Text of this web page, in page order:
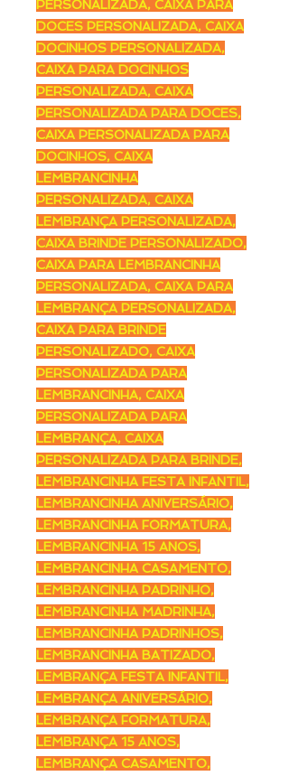
PERSONALIZADA, CAIXA PARA
DOCES PERSONALIZADA, CAIXA
DOCINHOS PERSONALIZADA,
CAIXA PARA DOCINHOS
PERSONALIZADA, CAIXA
PERSONALIZADA PARA DOCES,
CAIXA PERSONALIZADA PARA
DOCINHOS, CAIXA
LEMBRANCINHA
PERSONALIZADA, CAIXA
LEMBRANÇA PERSONALIZADA,
CAIXA BRINDE PERSONALIZADO,
CAIXA PARA LEMBRANCINHA
PERSONALIZADA, CAIXA PARA
LEMBRANÇA PERSONALIZADA,
CAIXA PARA BRINDE
PERSONALIZADO, CAIXA
PERSONALIZADA PARA
LEMBRANCINHA, CAIXA
PERSONALIZADA PARA
LEMBRANÇA, CAIXA
PERSONALIZADA PARA BRINDE,
LEMBRANCINHA FESTA INFANTIL,
LEMBRANCINHA ANIVERSÁRIO,
LEMBRANCINHA FORMATURA,
LEMBRANCINHA 15 ANOS,
LEMBRANCINHA CASAMENTO,
LEMBRANCINHA PADRINHO,
LEMBRANCINHA MADRINHA,
LEMBRANCINHA PADRINHOS,
LEMBRANCINHA BATIZADO,
LEMBRANÇA FESTA INFANTIL,
LEMBRANÇA ANIVERSÁRIO,
LEMBRANÇA FORMATURA,
LEMBRANÇA 15 ANOS,
LEMBRANÇA CASAMENTO,